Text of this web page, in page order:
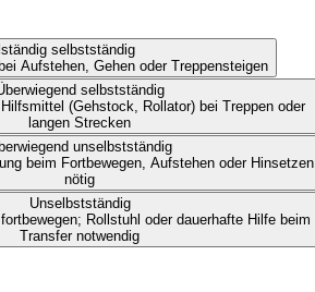
selbstständig
Aufstehen, Gehen oder Treppensteigen
selbstständig
(Gehstock, Rollator) bei Treppen oder
langen Strecken
unselbstständig
beim Fortbewegen, Aufstehen oder Hinsetzen
nötig
Unselbstständig
Rollstuhl oder dauerhafte Hilfe beim
Transfer notwendig